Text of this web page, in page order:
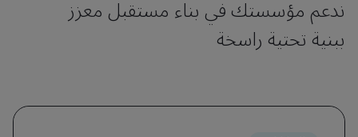
ندعم مؤسستك في بناء مستقبل معزز
ببنية تحتية راسخة